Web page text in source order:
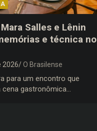
Salles e Lênin
e técnica no
2026 O Brasilense
para um encontro que
gastronômica…